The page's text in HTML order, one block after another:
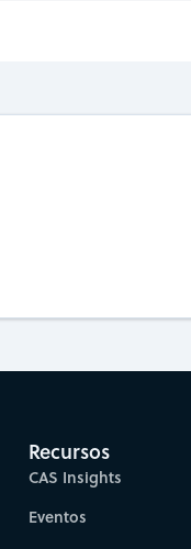
Recursos
CAS Insights
Eventos